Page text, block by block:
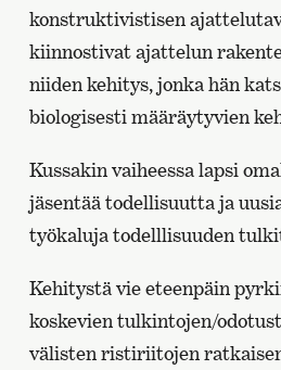
konstruktivistisen
kiinnostivat ajattelun
niiden kehitys, jonka hän
biologisesti määräytyvien
Kussakin vaiheessa lapsi
jäsentää todellisuutta ja
työkaluja todelllisuuden
Kehitystä vie eteenpäin
koskevien tulkintojen/
välisten ristiriitojen